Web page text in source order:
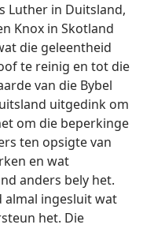
Luther in Duitsland,
Knox in Skotland
die geleentheid
te reinig en tot die
van die Bybel
uitgedink om
om die beperkinge
ten opsigte van
en wat
anders bely het.
almal ingesluit wat
het. Die